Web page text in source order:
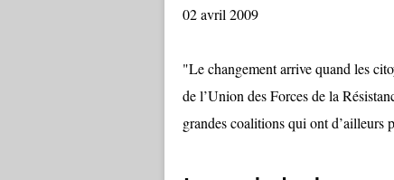
02 avril 2009
"Le changement arrive quand les
de l’Union des Forces de la
grandes coalitions qui ont d’ailleurs